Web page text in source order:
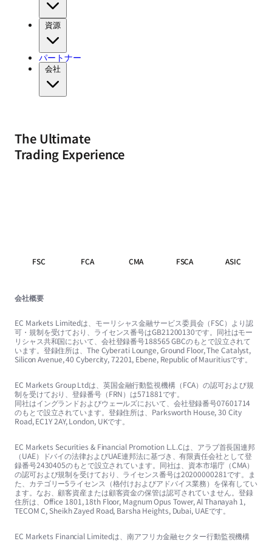
資源
パートナー
会社
The Ultimate
Trading Experience
FSC FCA CMA FSCA ASIC
会社概要
EC Markets Limitedは、モーリシャス金融サービス委員会（FSC）より認
可・規制を受けており、ライセンス番号はGB21200130です。同社はモー
リシャス共和国において、会社登録番号188565 GBCのもとで設立されて
います。登録住所は、The Cyberati Lounge, Ground Floor, The Catalyst,
Silicon Avenue, 40 Cybercity, 72201, Ebene, Republic of Mauritiusです。
EC Markets Group Ltdは、英国金融行動監視機構（FCA）の認可および規
制を受けており、登録番号（FRN）は571881です。
同社はイングランドおよびウェールズにおいて、会社登録番号07601714
のもとで設立されています。登録住所は、Parksworth House, 30 City
Road, EC1Y 2AY, London, UKです。
EC Markets Securities & Financial Promotion L.L.Cは、アラブ首長国連邦
（UAE）ドバイの法律およびUAE連邦法に基づき、有限責任会社として登
録番号2430405のもとで設立されています。同社は、資本市場庁（CMA）
の認可および規制を受けており、ライセンス番号は20200000281です。ま
た、カテゴリー5ライセンス（格付けおよびアドバイス業務）を保有してい
ます。なお、顧客資産または顧客資金の保管は認可されていません。登録
住所は、Office 1801, 18th Floor, Magnum Opus Tower, Al Thanayah 1,
TECOM C, Sheikh Zayed Road, Barsha Heights, Dubai, UAEです。
EC Markets Financial Limitedは、南アフリカ金融セクター行動監視機構